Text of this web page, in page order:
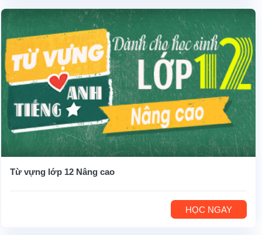
Từ vựng lớp 12 Nâng cao
HỌC NGAY